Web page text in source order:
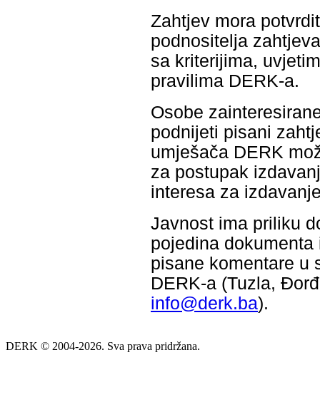
Zahtjev mora
podnositelja
sa kriterijima,
pravilima DERK-a.
Osobe
podnijeti pisani
umješača DERK
za postupak
interesa za
Javnost ima priliku
pojedina
pisane komentare u
DERK-a (Tuzla,
info@derk.ba).
DERK © 2004-2026. Sva prava pridržana.